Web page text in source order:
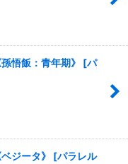
悟飯：青年期》 [パ
ジータ》 [パラレル